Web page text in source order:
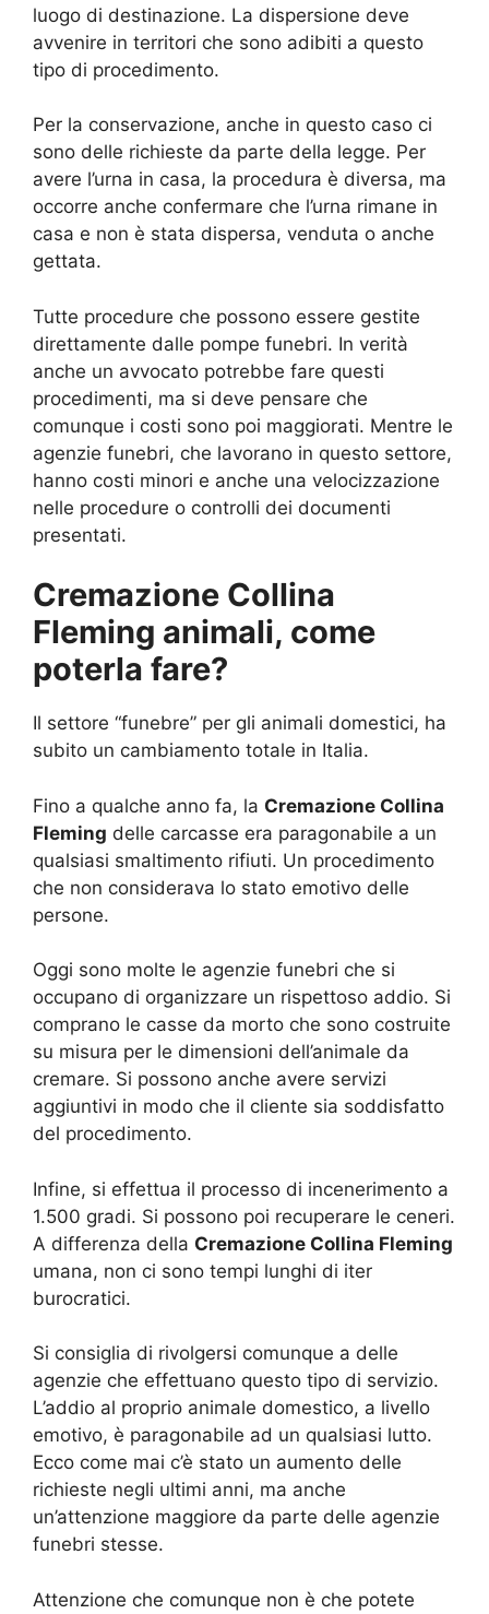
luogo di destinazione. La dispersione deve
avvenire in territori che sono adibiti a questo
tipo di procedimento.
Per la conservazione, anche in questo caso ci
sono delle richieste da parte della legge. Per
avere l’urna in casa, la procedura è diversa, ma
occorre anche confermare che l’urna rimane in
casa e non è stata dispersa, venduta o anche
gettata.
Tutte procedure che possono essere gestite
direttamente dalle pompe funebri. In verità
anche un avvocato potrebbe fare questi
procedimenti, ma si deve pensare che
comunque i costi sono poi maggiorati. Mentre le
agenzie funebri, che lavorano in questo settore,
hanno costi minori e anche una velocizzazione
nelle procedure o controlli dei documenti
presentati.
Cremazione Collina
Fleming animali, come
poterla fare?
Il settore “funebre” per gli animali domestici, ha
subito un cambiamento totale in Italia.
Fino a qualche anno fa, la Cremazione Collina
Fleming delle carcasse era paragonabile a un
qualsiasi smaltimento rifiuti. Un procedimento
che non considerava lo stato emotivo delle
persone.
Oggi sono molte le agenzie funebri che si
occupano di organizzare un rispettoso addio. Si
comprano le casse da morto che sono costruite
su misura per le dimensioni dell’animale da
cremare. Si possono anche avere servizi
aggiuntivi in modo che il cliente sia soddisfatto
del procedimento.
Infine, si effettua il processo di incenerimento a
1.500 gradi. Si possono poi recuperare le ceneri.
A differenza della Cremazione Collina Fleming
umana, non ci sono tempi lunghi di iter
burocratici.
Si consiglia di rivolgersi comunque a delle
agenzie che effettuano questo tipo di servizio.
L’addio al proprio animale domestico, a livello
emotivo, è paragonabile ad un qualsiasi lutto.
Ecco come mai c’è stato un aumento delle
richieste negli ultimi anni, ma anche
un’attenzione maggiore da parte delle agenzie
funebri stesse.
Attenzione che comunque non è che potete